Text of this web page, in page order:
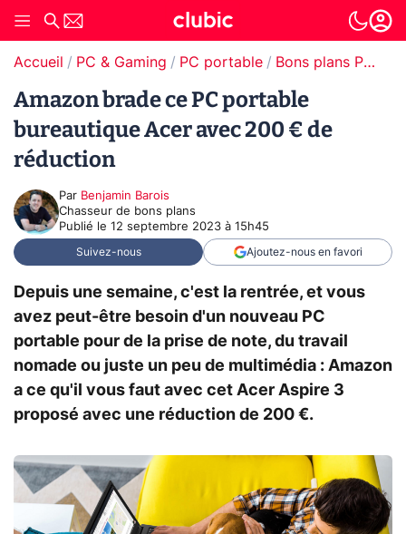
Accueil PC & Gaming PC portable Bons plans PC portable
Amazon brade ce PC portable
bureautique Acer avec 200 € de
réduction
Par Benjamin Barois
Chasseur de bons plans
Publié le 12 septembre 2023 à 15h45
Suivez-nous Ajoutez-nous en favori
Depuis une semaine, c'est la rentrée, et vous
avez peut-être besoin d'un nouveau PC
portable pour de la prise de note, du travail
nomade ou juste un peu de multimédia : Amazon
a ce qu'il vous faut avec cet Acer Aspire 3
proposé avec une réduction de 200 €.